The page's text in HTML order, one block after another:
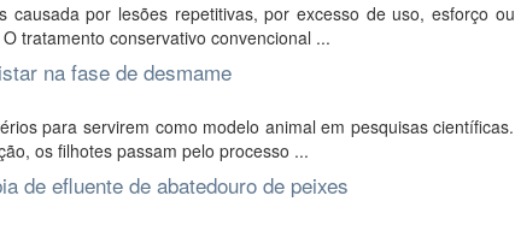
por lesões repetitivas, por excesso de uso, esforço ou
tratamento conservativo convencional ...
na fase de desmame
para servirem como modelo animal em pesquisas científicas.
os filhotes passam pelo processo ...
de efluente de abatedouro de peixes